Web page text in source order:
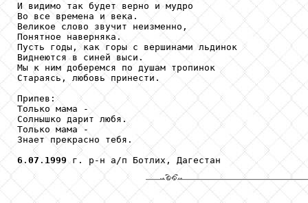
И видимо так будет верно и мудро
Во все времена и века.
Великое слово звучит неизменно,
Понятное наверняка.
Пусть годы, как горы с вершинами льдинок
Виднеются в синей выси.
Мы к ним доберемся по душам тропинок
Стараясь, любовь принести.
Припев:
Только мама -
Солнышко дарит любя.
Только мама -
Знает прекрасно тебя.
6. 07 . 1999 г. р-н а/п Ботлих, Дагестан